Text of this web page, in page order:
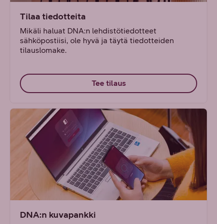
Tilaa tiedotteita
Mikäli haluat DNA:n lehdistötiedotteet
sähköpostiisi, ole hyvä ja täytä tiedotteiden
tilauslomake.
Tee tilaus
DNA:n kuvapankki